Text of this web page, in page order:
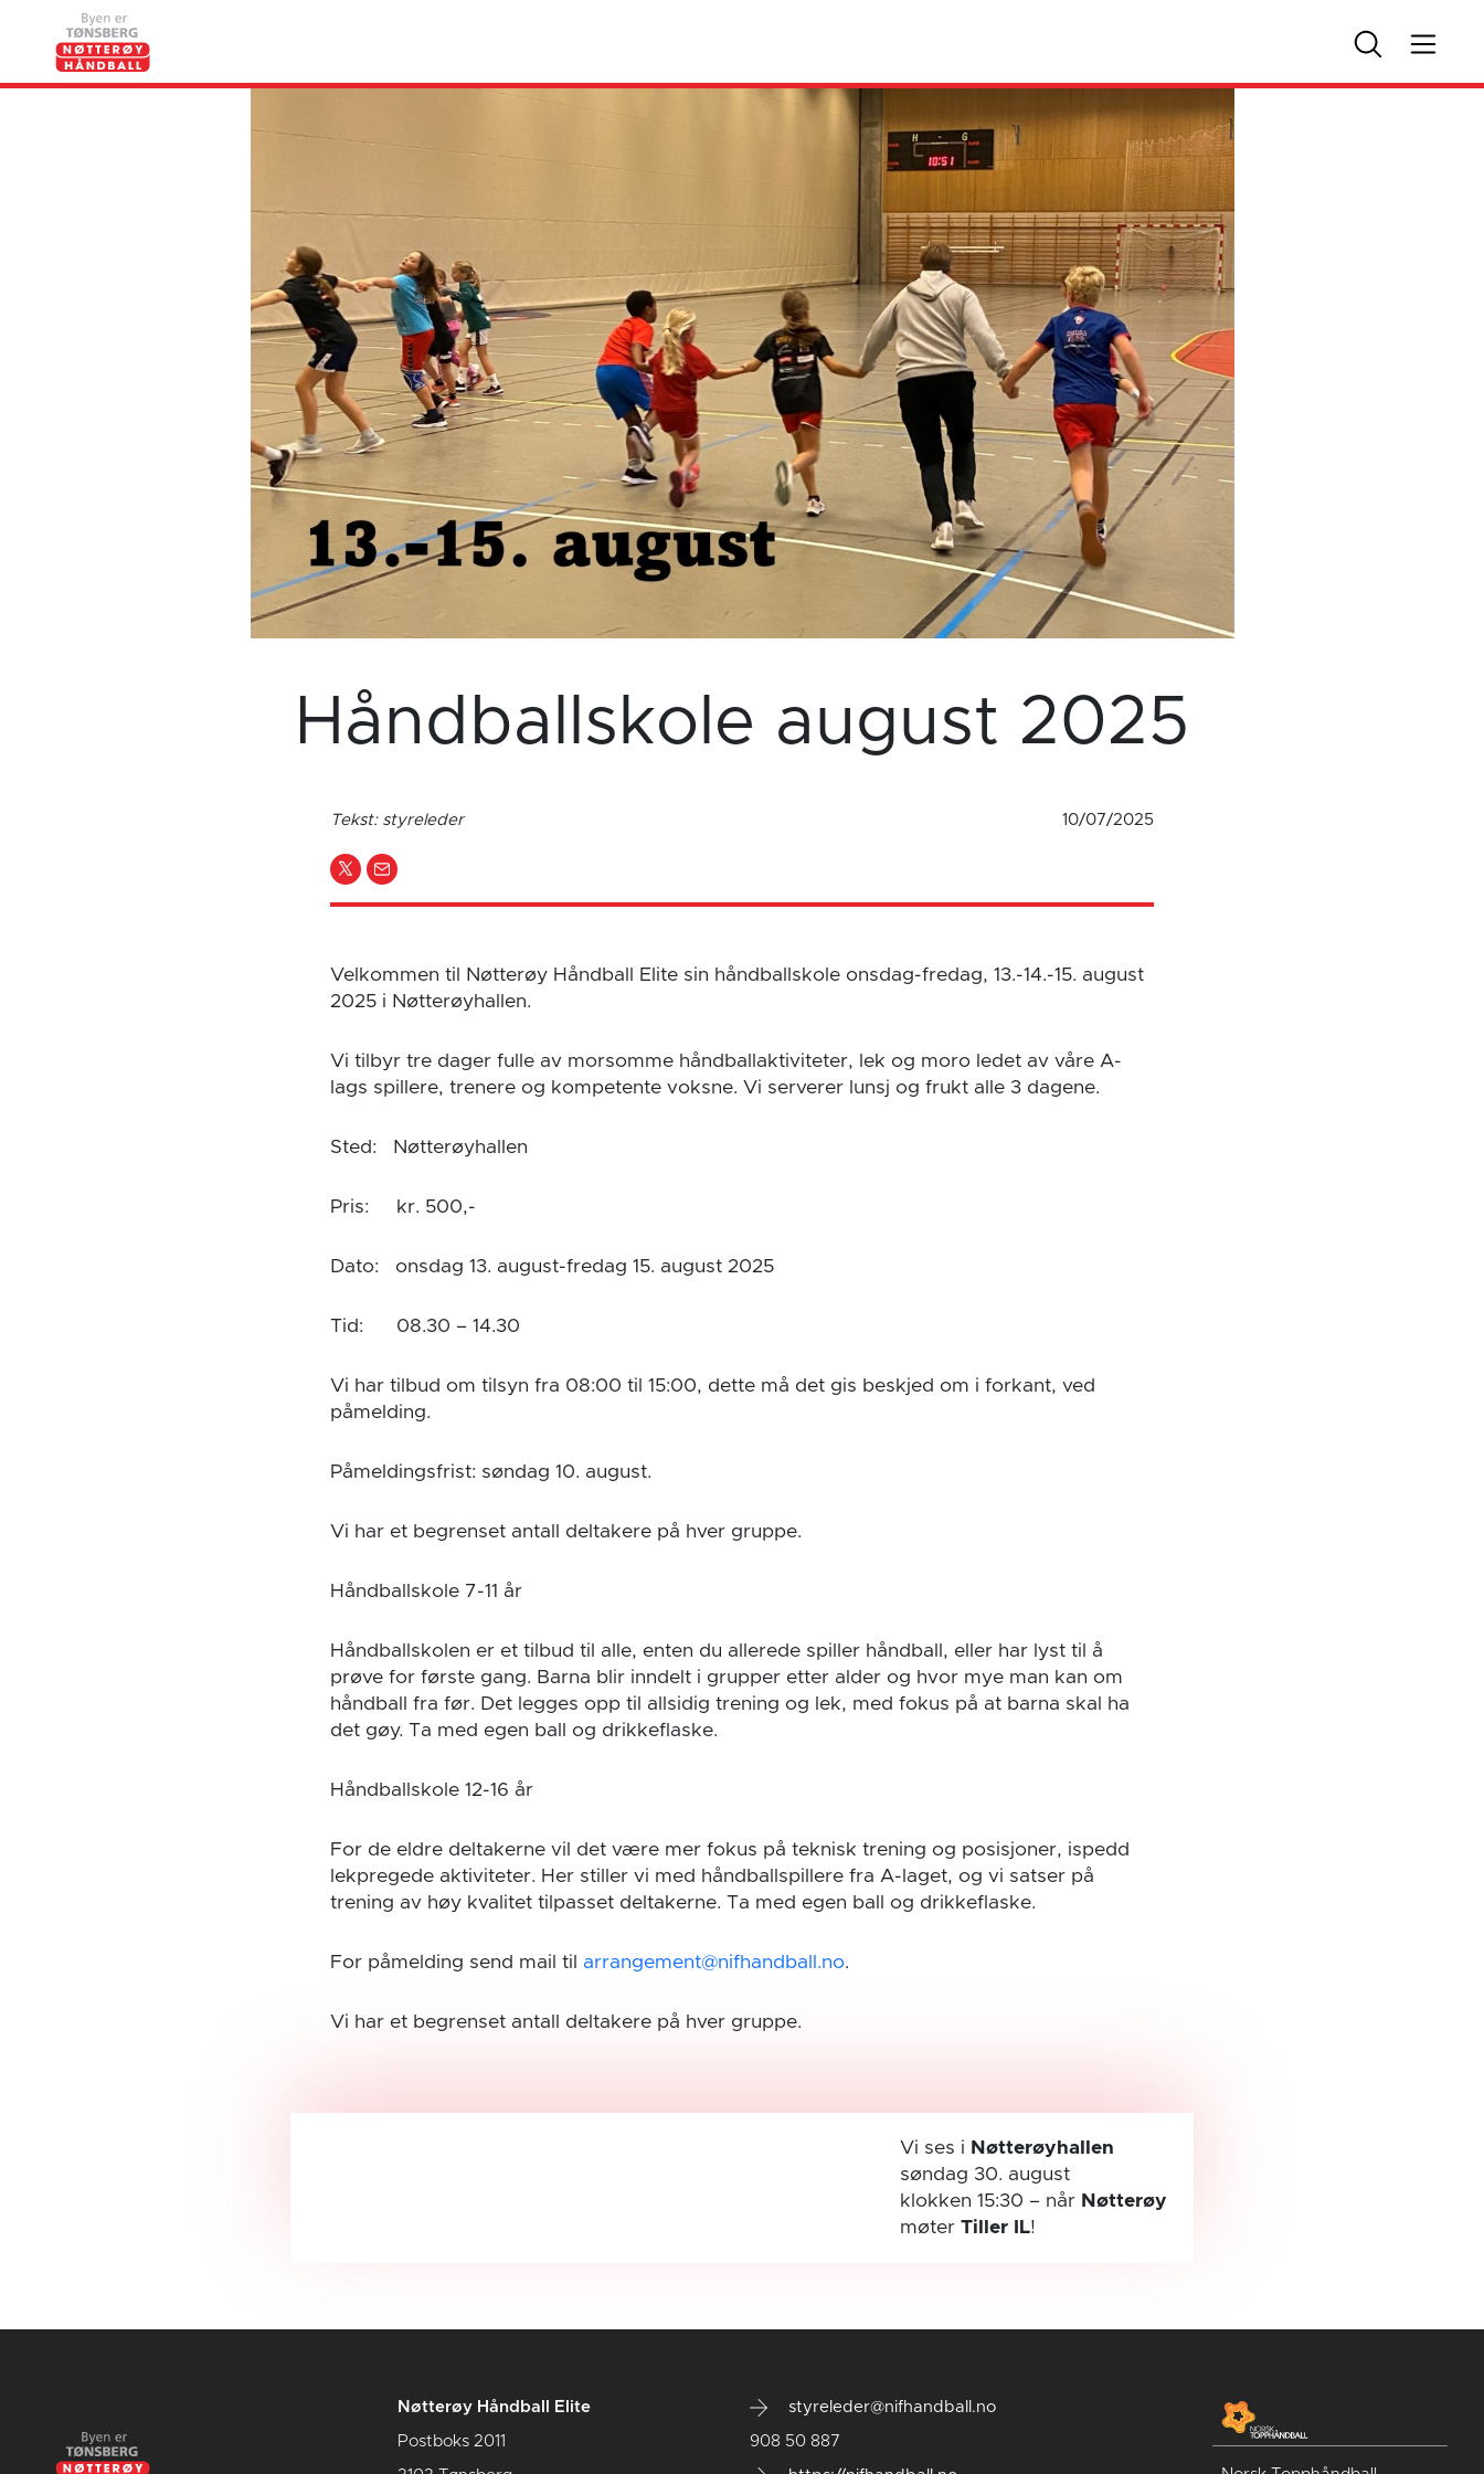
Håndballskole august 2025
Tekst: styreleder 10/07/2025
Velkommen til Nøtterøy Håndball Elite sin håndballskole onsdag-fredag, 13.-14.-15. august
2025 i Nøtterøyhallen.
Vi tilbyr tre dager fulle av morsomme håndballaktiviteter, lek og moro ledet av våre A-
lags spillere, trenere og kompetente voksne. Vi serverer lunsj og frukt alle 3 dagene.
Sted: Nøtterøyhallen
Pris: kr. 500,-
Dato: onsdag 13. august-fredag 15. august 2025
Tid: 08.30 – 14.30
Vi har tilbud om tilsyn fra 08:00 til 15:00, dette må det gis beskjed om i forkant, ved
påmelding.
Påmeldingsfrist: søndag 10. august.
Vi har et begrenset antall deltakere på hver gruppe.
Håndballskole 7-11 år
Håndballskolen er et tilbud til alle, enten du allerede spiller håndball, eller har lyst til å
prøve for første gang. Barna blir inndelt i grupper etter alder og hvor mye man kan om
håndball fra før. Det legges opp til allsidig trening og lek, med fokus på at barna skal ha
det gøy. Ta med egen ball og drikkeflaske.
Håndballskole 12-16 år
For de eldre deltakerne vil det være mer fokus på teknisk trening og posisjoner, ispedd
lekpregede aktiviteter. Her stiller vi med håndballspillere fra A-laget, og vi satser på
trening av høy kvalitet tilpasset deltakerne. Ta med egen ball og drikkeflaske.
For påmelding send mail til arrangement@nifhandball.no.
Vi har et begrenset antall deltakere på hver gruppe.
Vi ses i Nøtterøyhallen
søndag 30. august
klokken 15:30 – når Nøtterøy
møterTiller IL!
Nøtterøy Håndball Elite
Postboks 2011
styreleder@nifhandball.no
908 50 887